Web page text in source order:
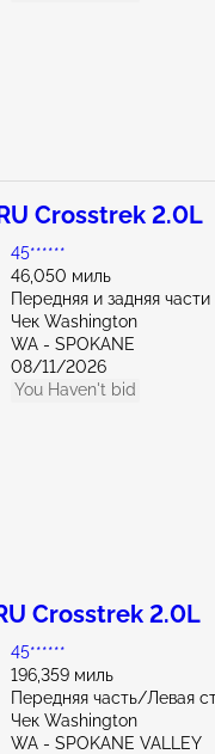
Crosstrek 2.0L
45******
46,050 миль
Передняя и задняя части
Чек Washington
WA - SPOKANE
08/11/2026
You Haven't bid
Crosstrek 2.0L
45******
196,359 миль
Передняя часть/Левая
Чек Washington
WA - SPOKANE VALLEY